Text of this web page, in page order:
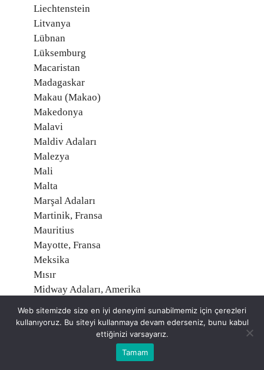
Liechtenstein
Litvanya
Lübnan
Lüksemburg
Macaristan
Madagaskar
Makau (Makao)
Makedonya
Malavi
Maldiv Adaları
Malezya
Mali
Malta
Marşal Adaları
Martinik, Fransa
Mauritius
Mayotte, Fransa
Meksika
Mısır
Midway Adaları, Amerika
Moğolistan
Web sitemizde size en iyi deneyimi sunabilmemiz için çerezleri
kullanıyoruz. Bu siteyi kullanmaya devam ederseniz, bunu kabul
ettiğinizi varsayarız.
Tamam